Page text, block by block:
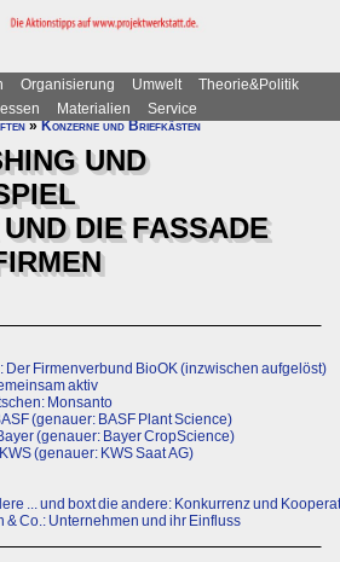
Organisierung Umwelt
Theorie&Politik
Materialien
Service
»Konzerne und Briefkästen
UND
DIE FASSADE
Der Firmenverbund BioOK (inzwischen aufgelöst)
aktiv
Monsanto
(genauer: BASF Plant Science)
(genauer: Bayer CropScience)
(genauer: KWS Saat AG)
... und boxt die andere: Konkurrenz und
& Co.: Unternehmen und ihr Einfluss